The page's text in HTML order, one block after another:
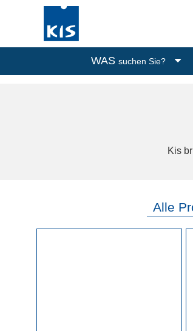
WAS suchen Sie?
Kis
Alle